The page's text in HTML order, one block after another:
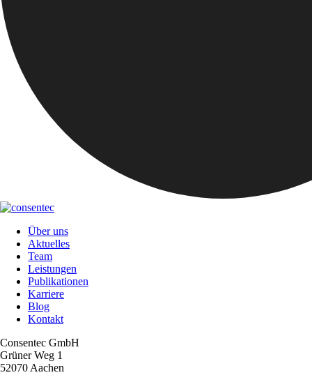
Über uns
Aktuelles
Team
Leistungen
Publikationen
Karriere
Blog
Kontakt
Consentec GmbH
Grüner Weg 1
52070 Aachen